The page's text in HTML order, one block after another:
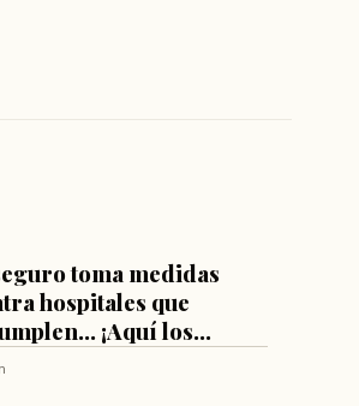
toma medidas
hospitales que
¡Aquí los